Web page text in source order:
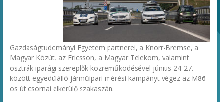
Gazdaságtudományi Egyetem partnerei, a Knorr-Bremse, a
Magyar Közút, az Ericsson, a Magyar Telekom, valamint
osztrák iparági szereplők közreműködésével június 24-27.
között egyedülálló járműipari mérési kampányt végez az M86-
os út csornai elkerülő szakaszán.